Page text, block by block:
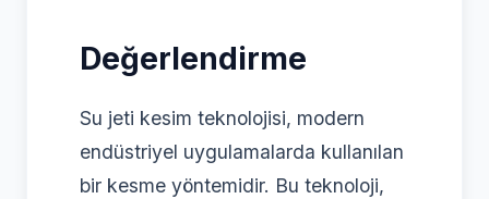
Değerlendirme
Su jeti kesim teknolojisi, modern
endüstriyel uygulamalarda kullanılan
bir kesme yöntemidir. Bu teknoloji,